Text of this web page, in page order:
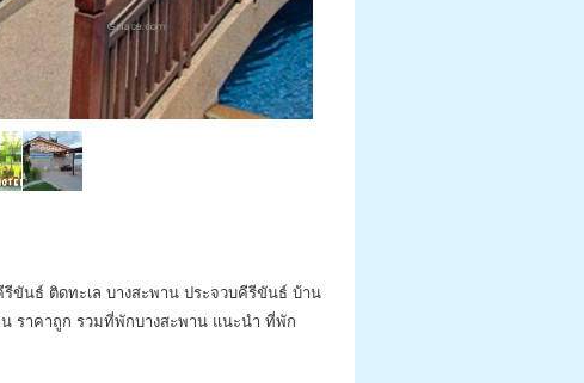
ขันธ์ ติดทะเล บางสะพาน ประจวบคีรีขันธ์ บ้าน
ราคาถูก รวมที่พักบางสะพาน แนะนำ ที่พัก